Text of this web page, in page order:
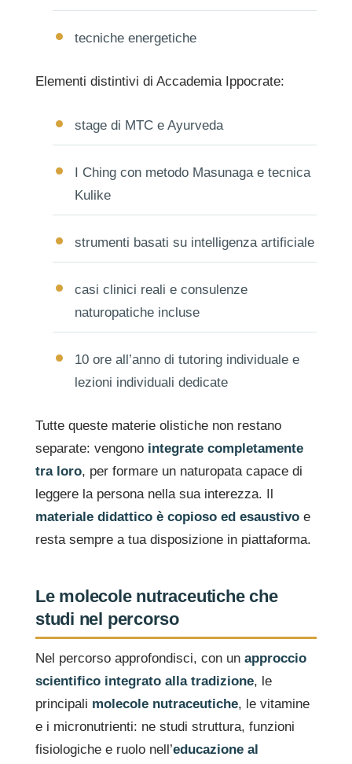
tecniche energetiche
Elementi distintivi di Accademia Ippocrate:
stage di MTC e Ayurveda
I Ching con metodo Masunaga e tecnica
Kulike
strumenti basati su intelligenza artificiale
casi clinici reali e consulenze
naturopatiche incluse
10 ore all’anno di tutoring individuale e
lezioni individuali dedicate
Tutte queste materie olistiche non restano
separate: vengono integrate completamente
tra loro, per formare un naturopata capace di
leggere la persona nella sua interezza. Il
materiale didattico è copioso ed esaustivo e
resta sempre a tua disposizione in piattaforma.
Le molecole nutraceutiche che
studi nel percorso
Nel percorso approfondisci, con un approccio
scientifico integrato alla tradizione, le
principali molecole nutraceutiche, le vitamine
e i micronutrienti: ne studi struttura, funzioni
fisiologiche e ruolo nell’educazione al